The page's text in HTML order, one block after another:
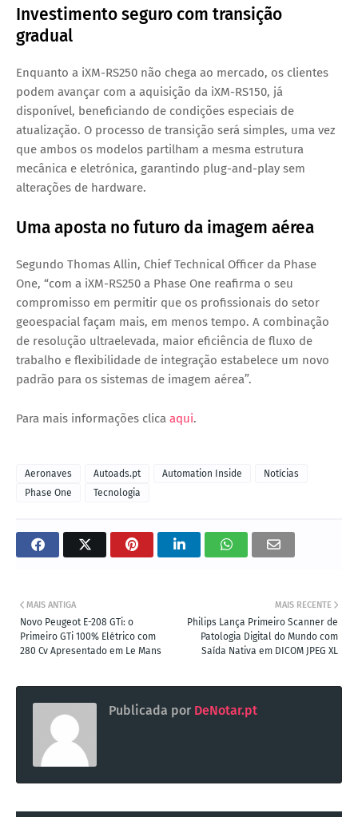
Investimento seguro com transição
gradual
Enquanto a iXM-RS250 não chega ao mercado, os clientes
podem avançar com a aquisição da iXM-RS150, já
disponível, beneficiando de condições especiais de
atualização. O processo de transição será simples, uma vez
que ambos os modelos partilham a mesma estrutura
mecânica e eletrónica, garantindo plug-and-play sem
alterações de hardware.
Uma aposta no futuro da imagem aérea
Segundo Thomas Allin, Chief Technical Officer da Phase
One, “com a iXM-RS250 a Phase One reafirma o seu
compromisso em permitir que os profissionais do setor
geoespacial façam mais, em menos tempo. A combinação
de resolução ultraelevada, maior eficiência de fluxo de
trabalho e flexibilidade de integração estabelece um novo
padrão para os sistemas de imagem aérea”.
Para mais informações clica aqui.
Aeronaves Autoads.pt Automation Inside
Notícias
Phase One
Tecnologia
MAIS RECENTE
Philips Lança Primeiro Scanner de
Patologia Digital do Mundo com
Saída Nativa em DICOM JPEG XL
MAIS ANTIGA
Novo Peugeot E-208 GTi: o
Primeiro GTi 100% Elétrico com
280 Cv Apresentado em Le Mans
Publicada por DeNotar.pt